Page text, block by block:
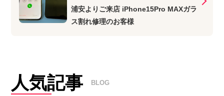
浦安よりご来店 iPhone15Pro MAXガラ
ス割れ修理のお客様
人気記事 BLOG